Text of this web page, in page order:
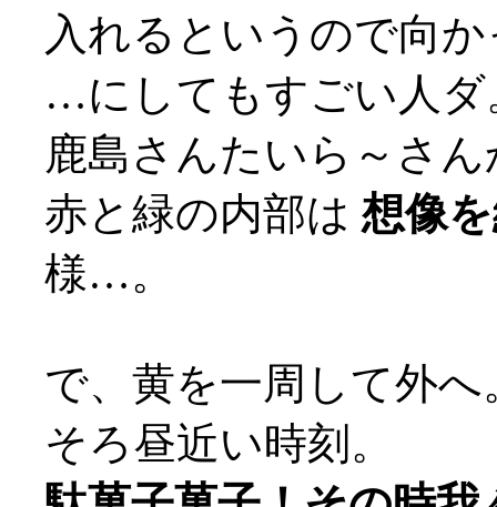
入れるというので向
…にしてもすごい人ダ
鹿島さんたいら～さ
赤と緑の内部は 想像
様…。
で、黄を一周して外
そろ昼近い時刻。